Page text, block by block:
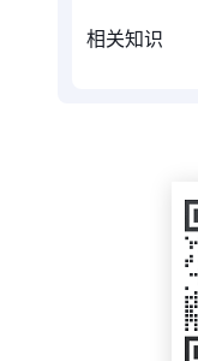
相关知识